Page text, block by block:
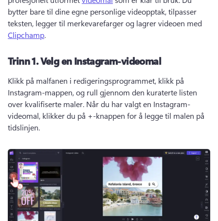
bytter bare til dine egne personlige videopptak, tilpasser
teksten, legger til merkevarefarger og lagrer videoen med
Clipchamp.
Trinn 1.Velg en Instagram-videomal
Klikk på malfanen i redigeringsprogrammet, klikk på
Instagram-mappen, og rull gjennom den kuraterte listen
over kvalifiserte maler. Når du har valgt en Instagram-
videomal, klikker du på +-knappen for å legge til malen på
tidslinjen.